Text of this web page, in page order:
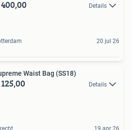
Details
20 jul 26
Waist Bag (SS18)
Details
19 apr 26